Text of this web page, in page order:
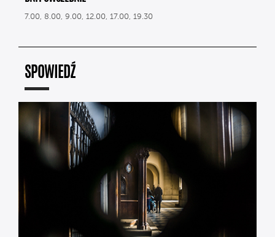
7.00, 8.00, 9.00, 12.00, 17.00, 19.30
SPOWIEDŹ